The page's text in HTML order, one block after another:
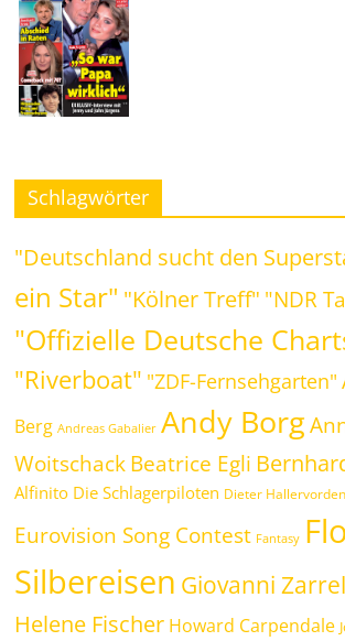
Schlagwörter
"Deutschland sucht den
ein Star" "Kölner Treff" "NDR
"Offizielle Deutsche
"Riverboat" "ZDF-Fernsehgarten"
Berg Andreas Gabalier Andy Borg
WoitschackBeatrice Egli
Alfinito Die Schlagerpiloten Dieter Hallervorden
Eurovision Song Contest Fantasy
Silbereisen Giovanni
Helene Fischer Howard Carpendale